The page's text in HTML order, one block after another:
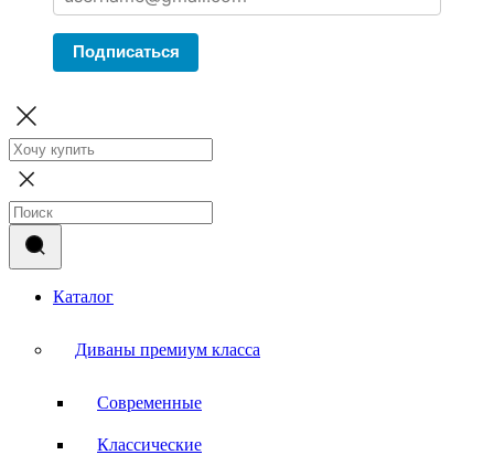
Подписаться
Каталог
Диваны премиум класса
Современные
Классические